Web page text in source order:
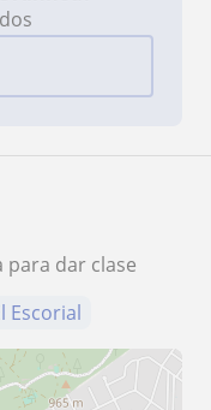
para dar clase
Escorial